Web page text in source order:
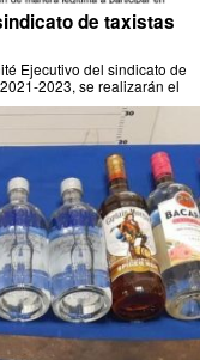
de taxistas
Ejecutivo del sindicato de
2023, se realizarán el